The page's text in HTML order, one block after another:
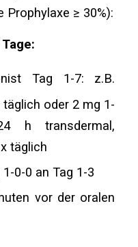
Prophylaxe ≥ 30%):
Tag 1-7: z.B.
oder 2 mg 1-
h transdermal,
täglich
0-0 an Tag 1-3
vor der oralen